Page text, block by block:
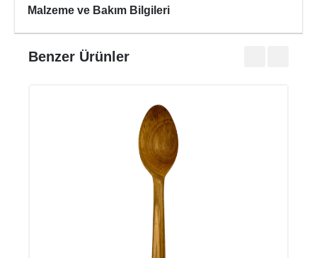
Malzeme ve Bakım Bilgileri
Benzer Ürünler